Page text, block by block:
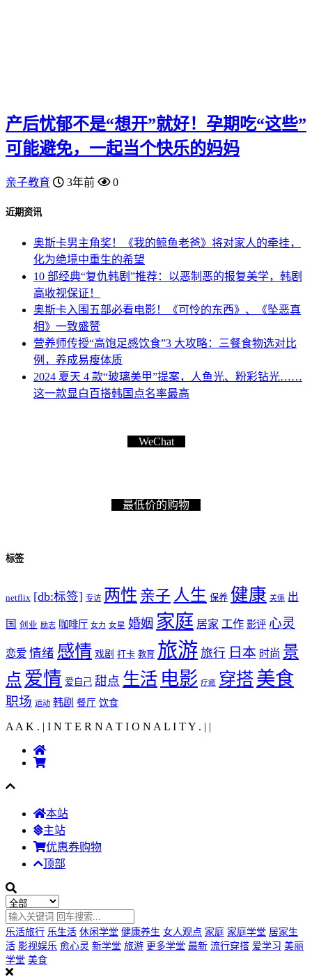
产后忧郁不是“想开”就好！孕期吃“这些”
可能避免，一起当个快乐的妈妈
亲子教育 3年前 0
近期资讯
奥斯卡男主角奖！《我的鲸鱼老爸》将对家人的牵挂，
化为绝境中重生的希望
10 部经典“复仇韩剧”推荐：以恶制恶的报复美学，韩剧
高收视保证！
奥斯卡入围五部必看电影！《可怜的东西》、《坠恶真
相》一致盛赞
营养师传授“高饱足感饮食”3 大攻略：三餐食物选对比
例，养成易瘦体质
2024 夏天 4 款“玻璃美甲”提案，人鱼光、粉彩钻光……
这一款显白百搭韩国点名率最高
WeChat
最低价的购物
标签
netflix [db:标签] 专访 两性 亲子 人生 保养 健康 关係 出
国 创业 励志 咖啡厅 女力 女星 婚姻 家庭 居家 工作 影评 心灵
恋爱 情绪 感情 戏剧 打卡 教育 旅游 旅行 日本 时尚 景
点 爱情 爱自己 甜点 生活 电影 疗癒 穿搭美食
职场 运动 韩剧 餐厅 饮食
A A K . | I N T E R N A T I O N A L I T Y . | |
本站
主站
优惠券购物
顶部
乐活旅行 乐生活 休闲学堂 健康养生 女人观点 家庭 家庭学堂 居家生
活 影视娱乐 愈心灵 新学堂 旅游 更多学堂 最新 流行穿搭 爱学习 美丽
学堂 美食